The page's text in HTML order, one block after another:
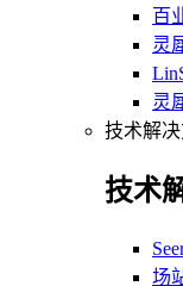
百
灵
灵
技术解
技术
场